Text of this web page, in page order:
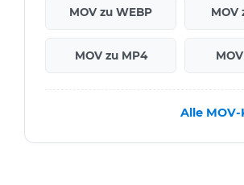
MOV zu WEBP MOV
MOV zu MP4
Alle